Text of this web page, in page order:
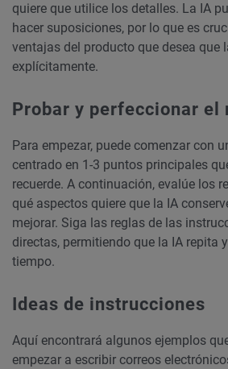
quiere que utilice los detalles. La IA
hacer suposiciones, por lo que es
ventajas del producto que desea que
explícitamente.
Probar y perfeccionar el
Para empezar, puede comenzar con
centrado en 1-3 puntos principales
recuerde. A continuación, evalúe los
qué aspectos quiere que la IA
mejorar. Siga las reglas de las
directas, permitiendo que la IA repita
tiempo.
Ideas de instrucciones
Aquí encontrará algunos ejemplos
empezar a escribir correos